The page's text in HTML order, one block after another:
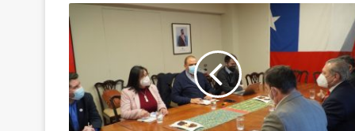
i
n
s
t
r
o